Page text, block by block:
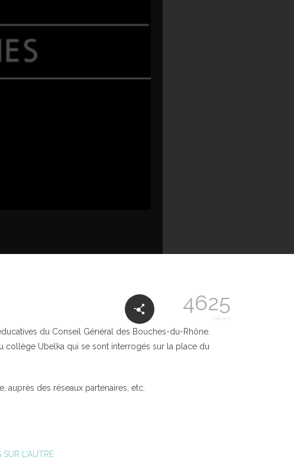
4625
views
du Conseil Général des Bouches-du-Rhône.
collège Ubelka qui se sont interrogés sur la place du
auprès des réseaux partenaires, etc.
SUR L'AUTRE